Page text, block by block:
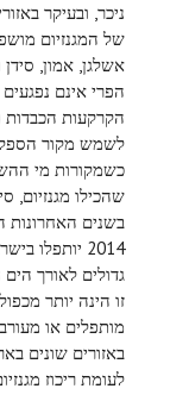
ניכר, ובעיקר
של המגנזיום
אשלגן, אמון, סידן
הפרי אינם
הקרקעות הכבדות
לשמש מקור
כשמקורות מי
שהכילו מגנזיום,
בשנים האחרונות
גדולים לאורך
זו הינה יותר
מותפלים או
באזורים שונים